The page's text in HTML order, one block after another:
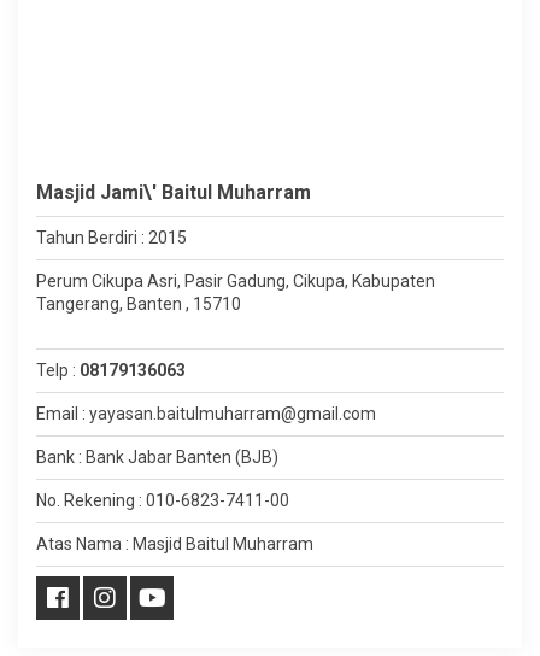
Masjid Jami\' Baitul Muharram
Tahun Berdiri : 2015
Perum Cikupa Asri, Pasir Gadung, Cikupa, Kabupaten
Tangerang, Banten , 15710
Telp : 08179136063
Email : yayasan.baitulmuharram@gmail.com
Bank : Bank Jabar Banten (BJB)
No. Rekening : 010-6823-7411-00
Atas Nama : Masjid Baitul Muharram